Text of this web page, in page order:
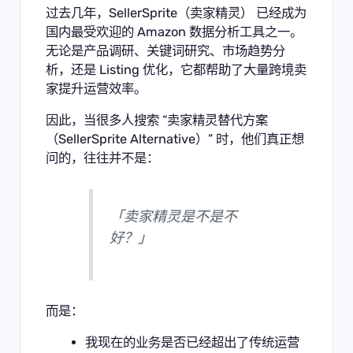
过去几年，SellerSprite（卖家精灵） 已经成为
国内最受欢迎的 Amazon 数据分析工具之一。
无论是产品调研、关键词研究、市场趋势分
析，还是 Listing 优化，它都帮助了大量跨境卖
家提升运营效率。
因此，当很多人搜索 “卖家精灵替代方案
（SellerSprite Alternative）” 时，他们真正想
问的，往往并不是：
「卖家精灵是不是不
好？」
而是：
我现在的业务是否已经超出了传统运营